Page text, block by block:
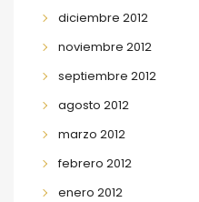
diciembre 2012
noviembre 2012
septiembre 2012
agosto 2012
marzo 2012
febrero 2012
enero 2012